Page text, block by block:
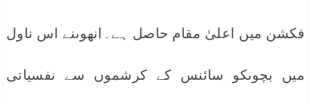
فکشن میں اعلیٰ مقام حاصل ہے۔انھوںنے اس ناول
میں بچوںکو سائنس کے کرشموں سے نفسیاتی